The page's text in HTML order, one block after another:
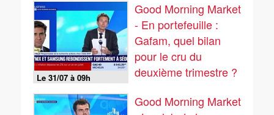
Le 31/07 à 09h
Good Morning Market
- En portefeuille :
Gafam, quel bilan
pour le cru du
deuxième trimestre ?
Good Morning Market